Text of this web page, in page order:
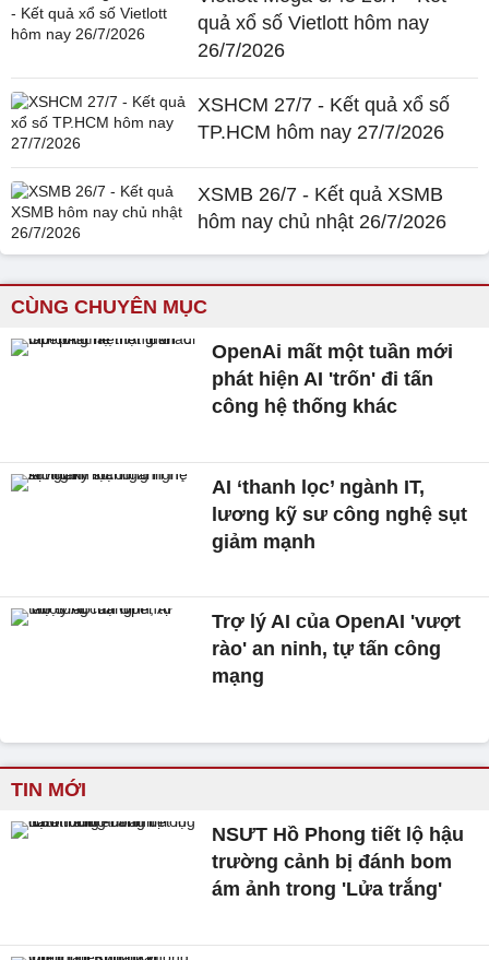
quả xổ số Vietlott hôm nay
26/7/2026
XSHCM 27/7 - Kết quả xổ số
TP.HCM hôm nay 27/7/2026
XSMB 26/7 - Kết quả XSMB
hôm nay chủ nhật 26/7/2026
CÙNG CHUYÊN MỤC
OpenAi mất một tuần mới
phát hiện AI 'trốn' đi tấn
công hệ thống khác
AI ‘thanh lọc’ ngành IT,
lương kỹ sư công nghệ sụt
giảm mạnh
Trợ lý AI của OpenAI 'vượt
rào' an ninh, tự tấn công
mạng
TIN MỚI
NSƯT Hồ Phong tiết lộ hậu
trường cảnh bị đánh bom
ám ảnh trong 'Lửa trắng'